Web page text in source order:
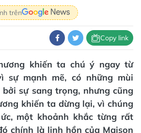
trên
Copy link
khiến ta chú ý ngay từ
sự mạnh mẽ, có những mùi
sự sang trọng, nhưng cũng
khiến ta dừng lại, vì chúng
một khoảnh khắc từng rất
chính là linh hồn của Maison